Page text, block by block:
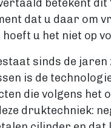
betekent dit
dat u daar om
hoeft u het niet op
sinds de jaren
is de
die volgens het
druktechniek: